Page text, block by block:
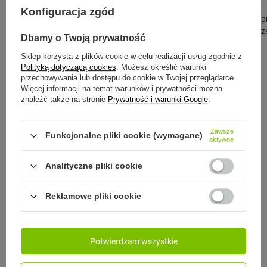
CONTIGO
Contigo West Loop 2.0 - Kubek
termiczny - 470ml - Sun and moon
przed wprowadzeniem obniżki:
139,00 zł-14%
Cena regularna:169,99 zł -30%
Najniższa cena
przed
Zobacz inne produkty tego
producenta
Konfiguracja zgód
Dbamy o Twoją prywatność
Sklep korzysta z plików cookie w celu realizacji usług zgodnie z
Polityką dotyczącą cookies. Możesz określić warunki
przechowywania lub dostępu do cookie w Twojej przeglądarce.
Więcej informacji na temat warunków i prywatności można
znaleźć także na stronie Prywatność i warunki Google.
Funkcjonalne pliki cookie (wymagane)
Zawsze
aktywne
Analityczne pliki cookie
Reklamowe pliki cookie
Potwierdzam wszystkie